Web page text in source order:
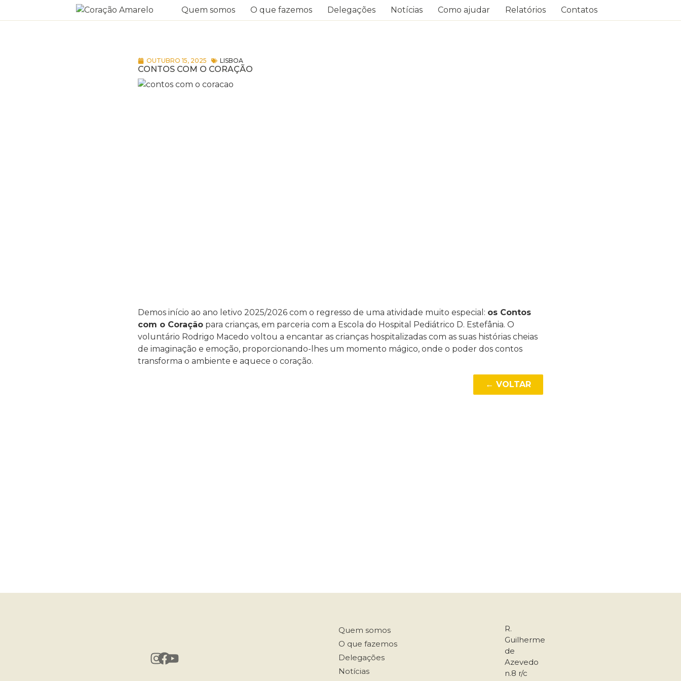
Quem somos O que fazemos Delegações Notícias Como ajudar Relatórios Contatos
OUTUBRO 15, 2025 LISBOA
CONTOS COM O CORAÇÃO
Demos início ao ano letivo 2025/2026 com o regresso de uma atividade muito especial: os Contos
com o Coração para crianças, em parceria com a Escola do Hospital Pediátrico D. Estefânia. O
voluntário Rodrigo Macedo voltou a encantar as crianças hospitalizadas com as suas histórias cheias
de imaginação e emoção, proporcionando-lhes um momento mágico, onde o poder dos contos
transforma o ambiente e aquece o coração.
← VOLTAR
Quem somos
O que fazemos
Delegações
Notícias
R.
Guilherme
de
Azevedo
n.8 r/c